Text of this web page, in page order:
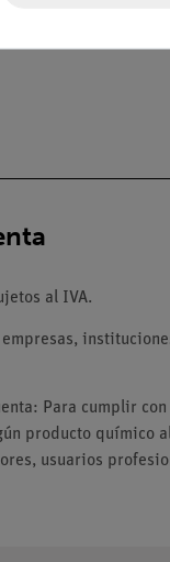
al IVA.
Para cumplir
producto químico
usuarios